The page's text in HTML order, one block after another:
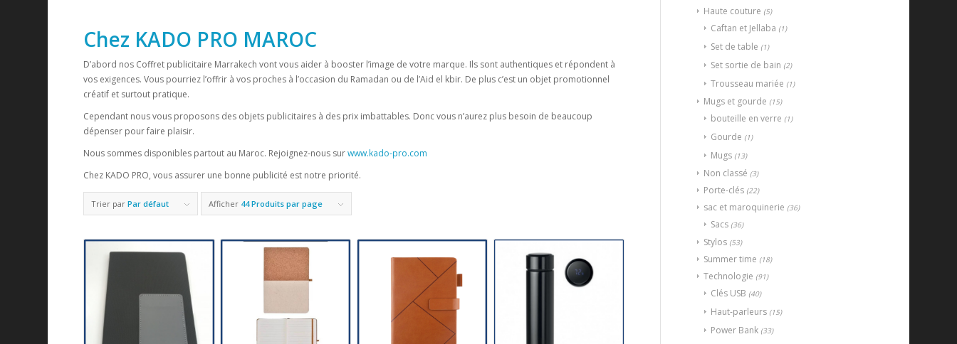
Chez KADO PRO MAROC
D’abord nos Coffret publicitaire Marrakech vont vous aider à booster l’image de votre marque. Ils sont authentiques et répondent à
vos exigences. Vous pourriez l’offrir à vos proches à l’occasion du Ramadan ou de l’Aid el kbir. De plus c’est un objet promotionnel
créatif et surtout pratique.
Cependant nous vous proposons des objets publicitaires à des prix imbattables. Donc vous n’aurez plus besoin de beaucoup
dépenser pour faire plaisir.
Nous sommes disponibles partout au Maroc. Rejoignez-nous surwww.kado-pro.com
Chez KADO PRO, vous assurer une bonne publicité est notre priorité.
Trier parPar défaut Afficher 44 Produits par page
Haute couture (5)
Caftan et Jellaba (1)
Set de table (1)
Set sortie de bain (2)
Trousseau mariée (1)
Mugs et gourde (15)
bouteille en verre (1)
Gourde (1)
Mugs (13)
Non classé (3)
Porte-clés (22)
sac et maroquinerie (36)
Sacs (36)
Stylos (53)
Summer time (18)
Technologie (91)
Clés USB (40)
Haut-parleurs (15)
Power Bank (33)